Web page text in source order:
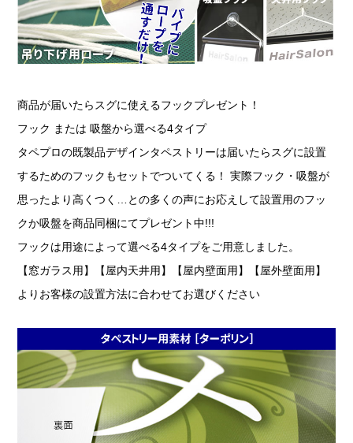
商品が届いたらスグに使えるフックプレゼント！
フック または 吸盤から選べる4タイプ
タペプロの既製品デザインタペストリーは届いたらスグに設置
するためのフックもセットでついてくる！ 実際フック・吸盤が
思ったより高くつく…との多くの声にお応えして設置用のフッ
クか吸盤を商品同梱にてプレゼント中!!!
フックは用途によって選べる4タイプをご用意しました。
【窓ガラス用】【屋内天井用】【屋内壁面用】【屋外壁面用】
よりお客様の設置方法に合わせてお選びください